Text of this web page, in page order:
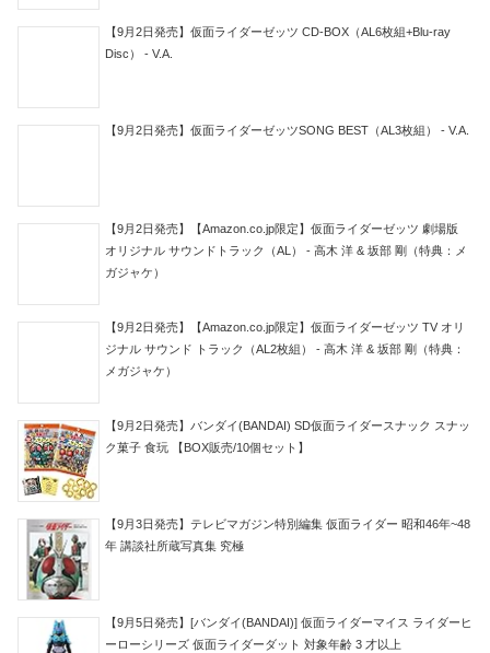
【9月2日発売】仮面ライダーゼッツ CD-BOX（AL6枚組+Blu-ray
Disc） - V.A.
【9月2日発売】仮面ライダーゼッツSONG BEST（AL3枚組） - V.A.
【9月2日発売】【Amazon.co.jp限定】仮面ライダーゼッツ 劇場版
オリジナル サウンドトラック（AL） - 高木 洋 & 坂部 剛（特典：メ
ガジャケ）
【9月2日発売】【Amazon.co.jp限定】仮面ライダーゼッツ TV オリ
ジナル サウンド トラック（AL2枚組） - 高木 洋 & 坂部 剛（特典：
メガジャケ）
【9月2日発売】バンダイ(BANDAI) SD仮面ライダースナック スナッ
ク菓子 食玩 【BOX販売/10個セット】
【9月3日発売】テレビマガジン特別編集 仮面ライダー 昭和46年~48
年 講談社所蔵写真集 究極
【9月5日発売】[バンダイ(BANDAI)] 仮面ライダーマイス ライダーヒ
ーローシリーズ 仮面ライダーダット 対象年齢 3 才以上